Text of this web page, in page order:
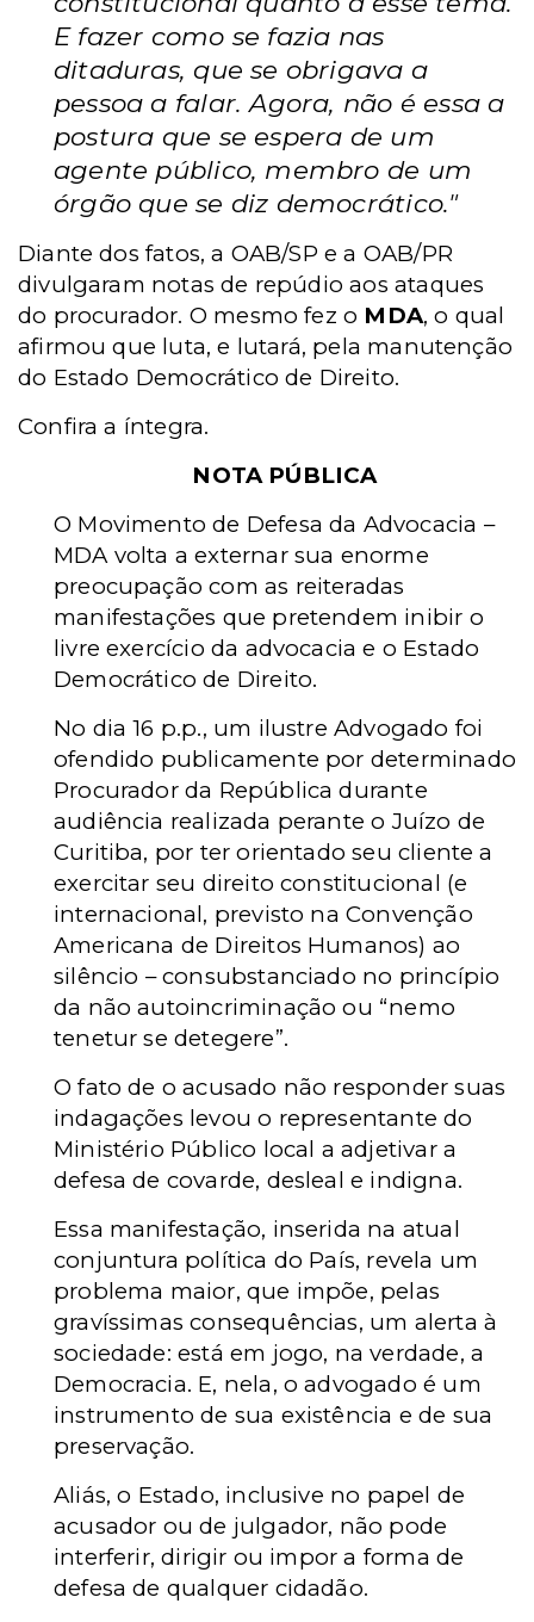
E fazer como se fazia nas
ditaduras, que se obrigava a
pessoa a falar. Agora, não é essa a
postura que se espera de um
agente público, membro de um
órgão que se diz democrático."
Diante dos fatos, a OAB/SP e a OAB/PR
divulgaram notas de repúdio aos ataques
do procurador. O mesmo fez o MDA, o qual
afirmou que luta, e lutará, pela manutenção
do Estado Democrático de Direito.
Confira a íntegra.
NOTA PÚBLICA
O Movimento de Defesa da Advocacia –
MDA volta a externar sua enorme
preocupação com as reiteradas
manifestações que pretendem inibir o
livre exercício da advocacia e o Estado
Democrático de Direito.
No dia 16 p.p., um ilustre Advogado foi
ofendido publicamente por determinado
Procurador da República durante
audiência realizada perante o Juízo de
Curitiba, por ter orientado seu cliente a
exercitar seu direito constitucional (e
internacional, previsto na Convenção
Americana de Direitos Humanos) ao
silêncio – consubstanciado no princípio
da não autoincriminação ou “nemo
tenetur se detegere”.
O fato de o acusado não responder suas
indagações levou o representante do
Ministério Público local a adjetivar a
defesa de covarde, desleal e indigna.
Essa manifestação, inserida na atual
conjuntura política do País, revela um
problema maior, que impõe, pelas
gravíssimas consequências, um alerta à
sociedade: está em jogo, na verdade, a
Democracia. E, nela, o advogado é um
instrumento de sua existência e de sua
preservação.
Aliás, o Estado, inclusive no papel de
acusador ou de julgador, não pode
interferir, dirigir ou impor a forma de
defesa de qualquer cidadão.